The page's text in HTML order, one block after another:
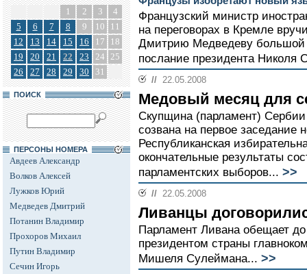
1 2 3
4
5
6 7 8 9 10
11
12
13 14 15 16 17
18
19
20 21 22 23 24 25
26
27 28 29 30 31
ПОИСК
ПЕРСОНЫ НОМЕРА
Авдеев Александр
Волков Алексей
Лужков Юрий
Медведев Дмитрий
Потанин Владимир
Прохоров Михаил
Путин Владимир
Сечин Игорь
Французский министр
на переговорах в Кремле
Дмитрию Медведеву большой
послание президента Николя
// 22.05.2008
Медовый месяц для
Скупщина (парламент)
созвана на первое заседание
Республиканская
окончательные результаты
парламентских выборов... >>
// 22.05.2008
Ливанцы
Парламент Ливана обещает
президентом страны
Мишеля Сулеймана... >>